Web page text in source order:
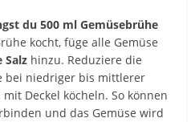
du 500 ml Gemüsebrühe
kocht, füge alle Gemüse
Salz hinzu. Reduziere die
bei niedriger bis mittlerer
Deckel köcheln. So können
und das Gemüse wird